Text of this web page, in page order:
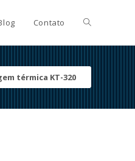
Contato
térmica KT-320